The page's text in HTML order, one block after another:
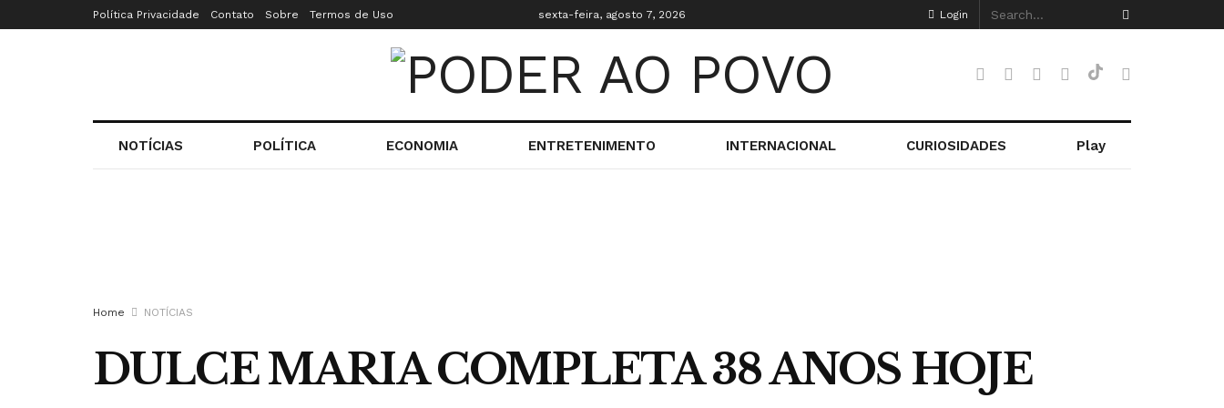
Política Privacidade Contato Sobre Termos de Uso sexta-feira, agosto 7, 2026 Login
NOTÍCIAS POLÍTICA ECONOMIA ENTRETENIMENTO INTERNACIONAL CURIOSIDADES Play
Home NOTÍCIAS
DULCE MARIA COMPLETA 38 ANOS HOJE